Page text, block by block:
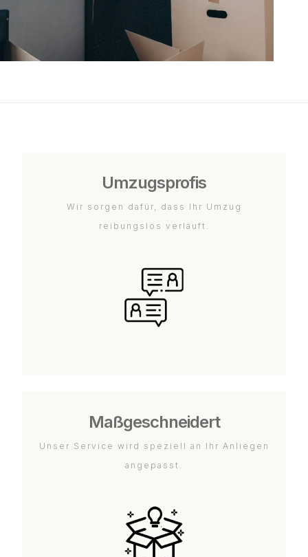
Umzugsprofis
Wir sorgen dafür, dass Ihr Umzug
reibungslos verläuft.
Maßgeschneidert
Unser Service wird speziell an Ihr Anliegen
angepasst.